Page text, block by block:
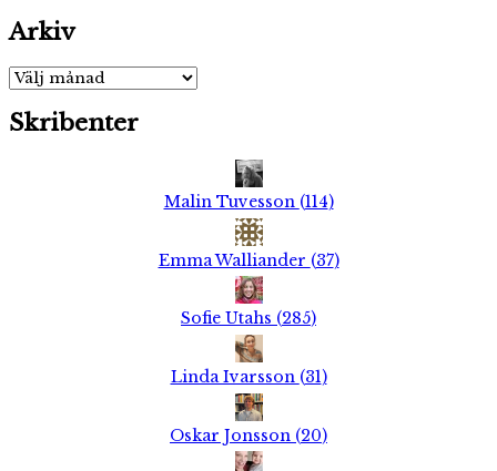
Arkiv
Arkiv
Skribenter
Malin Tuvesson (114)
Emma Walliander (37)
Sofie Utahs (285)
Linda Ivarsson (31)
Oskar Jonsson (20)